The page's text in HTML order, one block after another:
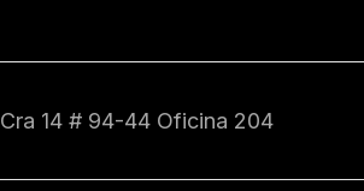
Cra 14 # 94-44 Oficina 204